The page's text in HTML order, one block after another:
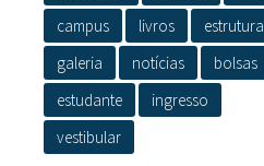
campus
livros
estrutura
galeria
notícias
bolsas
estudante
ingresso
vestibular